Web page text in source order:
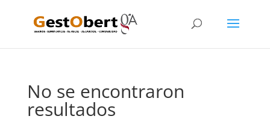
No se encontraron
resultados